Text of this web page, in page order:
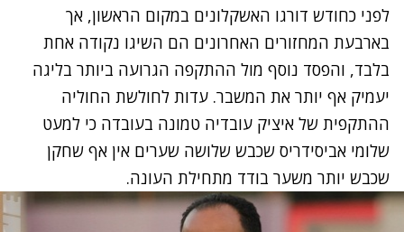
לפני כחודש דורגו האשקלונים במקום הראשון, אך
בארבעת המחזורים האחרונים הם השיגו נקודה אחת
בלבד, והפסד נוסף מול ההתקפה הגרועה ביותר בליגה
יעמיק אף יותר את המשבר. עדות לחולשת החוליה
ההתקפית של איציק עובדיה טמונה בעובדה כי למעט
שלומי אביסידריס שכבש שלושה שערים אין אף שחקן
שכבש יותר משער בודד מתחילת העונה.